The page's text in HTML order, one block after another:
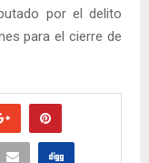
por el delito
para el cierre de